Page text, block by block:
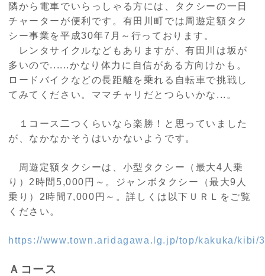
隣から電車でいらっしゃる方には、タクシーの一日
チャーターが便利です。有田川町では周遊定額タク
シー事業を平成30年7 月～行っております。
レンタサイクルなどもありますが、有田川は坂が
多いので......かなり体力に自信がある方向けかも。
ロードバイクなどの長距離を乗れる自転車で挑戦し
てみてください。ママチャリだとつらいかな...。
１コース二つくらいなら楽勝！と思っていました
が、なかなかそうはいかないようです。
周遊定額タクシーは、小型タクシー（最大4 人乗
り） 2 時間 5,000 円～。ジャンボタクシー（最大9 人
乗り） 2時間 7,000 円～。詳しくは以下ＵＲＬをご覧
ください。
https://www.town.aridagawa.lg.jp/top/kakuka/kibi/
Ａコース